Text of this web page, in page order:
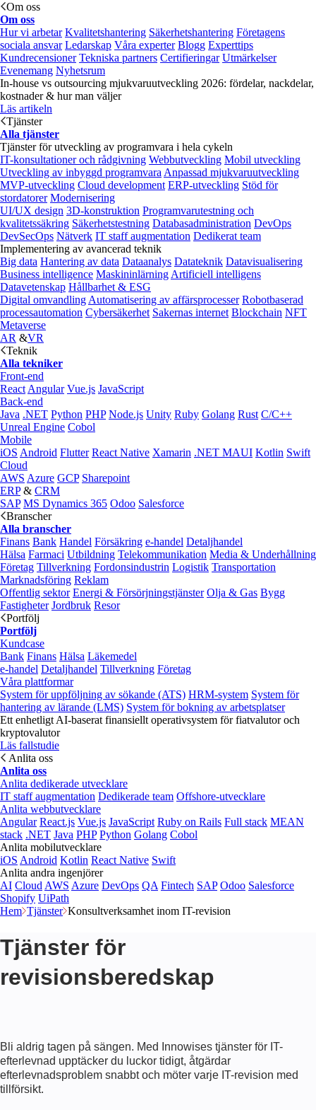
Om oss
Om oss
Hur vi arbetar Kvalitetshantering Säkerhetshantering Företagens
sociala ansvar Ledarskap Våra experter Blogg Experttips
Kundrecensioner Tekniska partners Certifieringar Utmärkelser
Evenemang Nyhetsrum
In-house vs outsourcing mjukvaruutveckling 2026: fördelar, nackdelar,
kostnader & hur man väljer
Läs artikeln
Tjänster
Alla tjänster
Tjänster för utveckling av programvara i hela cykeln
IT-konsultationer och rådgivning Webbutveckling Mobil utveckling
Utveckling av inbyggd programvara Anpassad mjukvaruutveckling
MVP-utveckling Cloud development ERP-utveckling Stöd för
stordatorer Modernisering
UI/UX design 3D-konstruktion Programvarutestning och
kvalitetssäkring Säkerhetstestning Databasadministration DevOps
DevSecOps Nätverk IT staff augmentation Dedikerat team
Implementering av avancerad teknik
Big data Hantering av data Dataanalys Datateknik Datavisualisering
Business intelligence Maskininlärning Artificiell intelligens
Datavetenskap Hållbarhet & ESG
Digital omvandling Automatisering av affärsprocesser Robotbaserad
processautomation Cybersäkerhet Sakernas internet Blockchain NFT
Metaverse
AR &VR
Teknik
Alla tekniker
Front-end
React Angular Vue.js JavaScript
Back-end
Java .NET Python PHP Node.js Unity Ruby Golang Rust C/C++
Unreal Engine Cobol
Mobile
iOS Android Flutter React Native Xamarin .NET MAUI Kotlin Swift
Cloud
AWS Azure GCP Sharepoint
ERP& CRM
SAP MS Dynamics 365 Odoo Salesforce
Branscher
Alla branscher
Finans Bank Handel Försäkring e‑handel Detaljhandel
Hälsa Farmaci Utbildning Telekommunikation Media & Underhållning
Företag Tillverkning Fordonsindustrin Logistik Transportation
Marknadsföring Reklam
Offentlig sektor Energi & Försörjningstjänster Olja & Gas Bygg
Fastigheter Jordbruk Resor
Portfölj
Portfölj
Kundcase
Bank Finans Hälsa Läkemedel
e‑handel Detaljhandel Tillverkning Företag
Våra plattformar
System för uppföljning av sökande (ATS) HRM-system System för
hantering av lärande (LMS) System för bokning av arbetsplatser
Ett enhetligt AI-baserat finansiellt operativsystem för fiatvalutor och
kryptovalutor
Läs fallstudie
Anlita oss
Anlita oss
Anlita dedikerade utvecklare
IT staff augmentation Dedikerade team Offshore-utvecklare
Anlita webbutvecklare
Angular React.js Vue.js JavaScript Ruby on Rails Full stack MEAN
stack .NET Java PHP Python Golang Cobol
Anlita mobilutvecklare
iOS Android Kotlin React Native Swift
Anlita andra ingenjörer
AI Cloud AWS Azure DevOps QA Fintech SAP Odoo Salesforce
Shopify UiPath
Hem Tjänster Konsultverksamhet inom IT-revision
Tjänster för
revisionsberedskap
Bli aldrig tagen på sängen. Med Innowises tjänster för IT-
efterlevnad upptäcker du luckor tidigt, åtgärdar
efterlevnadsproblem snabbt och möter varje IT-revision med
tillförsikt.